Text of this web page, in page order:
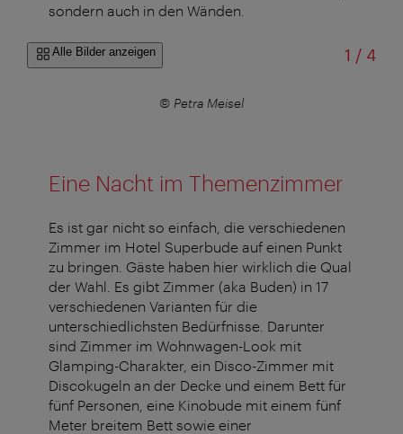
sondern auch in den Wänden.
Alle Bilder anzeigen 1 /von
4
© Petra Meisel
Eine Nacht im Themenzimmer
Es ist gar nicht so einfach, die verschiedenen
Zimmer im Hotel Superbude auf einen Punkt
zu bringen. Gäste haben hier wirklich die Qual
der Wahl. Es gibt Zimmer (aka Buden) in 17
verschiedenen Varianten für die
unterschiedlichsten Bedürfnisse. Darunter
sind Zimmer im Wohnwagen-Look mit
Glamping-Charakter, ein Disco-Zimmer mit
Discokugeln an der Decke und einem Bett für
fünf Personen, eine Kinobude mit einem fünf
Meter breitem Bett sowie einer